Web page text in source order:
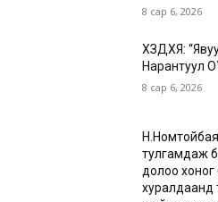
8 сар 6, 2026
ХЗДХЯ:
Нарантуул
8 сар 6, 2026
тулгамдаж
долоо хоног
хуралдаанд